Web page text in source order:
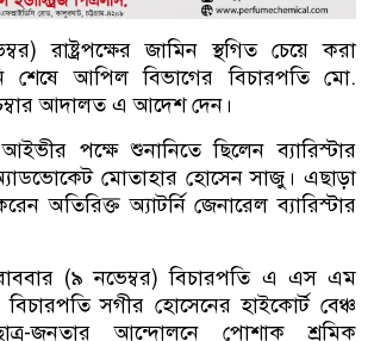
রাষ্ট্রপক্ষের জামিন স্থগিত চেয়ে করা
শেষে আপিল বিভাগের বিচারপতি মো.
আদালত এ আদেশ দেন।
পক্ষে শুনানিতে ছিলেন ব্যারিস্টার
মোতাহার হোসেন সাজু। এছাড়া
অতিরিক্ত অ্যাটর্নি জেনারেল ব্যারিস্টার
(৯ নভেম্বর) বিচারপতি এ এস এম
সগীর হোসেনের হাইকোর্ট বেঞ্চ
জনতার আন্দোলনে পোশাক শ্রমিক